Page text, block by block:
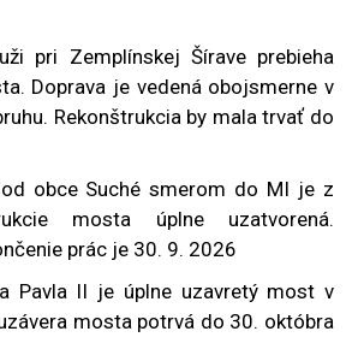
pri Zemplínskej Šírave prebieha
Doprava je vedená obojsmerne v
Rekonštrukcia by mala trvať do
obce Suché smerom do MI je z
mosta úplne uzatvorená.
prác je 30. 9. 2026
Pavla II je úplne uzavretý most v
mosta potrvá do 30. októbra